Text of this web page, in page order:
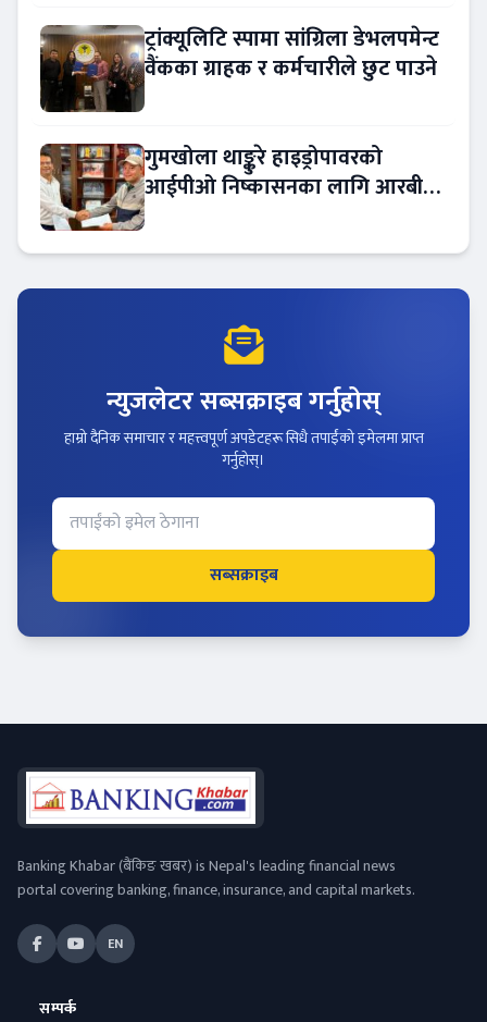
ट्रांक्यूलिटि स्पामा सांग्रिला डेभलपमेन्ट
वैंकका ग्राहक र कर्मचारीले छुट पाउने
गुमखोला थाङ्कुरे हाइड्रोपावरको
आईपीओ निष्कासनका लागि आरबीबी
न्युजलेटर सब्सक्राइब गर्नुहोस्
हाम्रो दैनिक समाचार र महत्त्वपूर्ण अपडेटहरू सिधै तपाईंको इमेलमा प्राप्त
गर्नुहोस्।
सब्सक्राइब
Banking Khabar (बैंकिङ खबर) is Nepal's leading financial news
portal covering banking, finance, insurance, and capital markets.
EN
सम्पर्क